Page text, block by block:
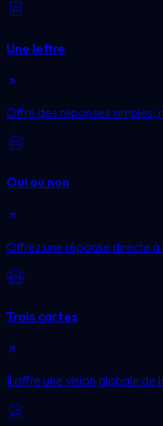
Une lettre
Offre des réponses simples,
Oui ou non
Offrez une réponse directe à
Trois cartes
Il offre une vision globale de